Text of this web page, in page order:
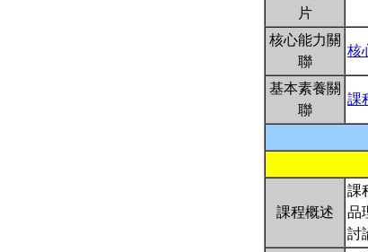
片
核心能力關
聯
核
基本素養關
聯
課
課程概述
課
品
討